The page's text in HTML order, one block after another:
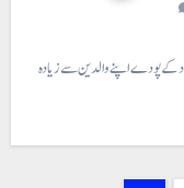
کے پودے اپنے والدین سے زیادہ